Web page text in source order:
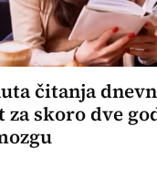
čitanja
skoro dve